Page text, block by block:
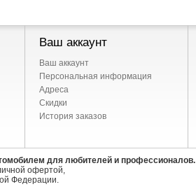
Ваш аккаунт
Ваш аккаунт
Персональная информация
Адреса
Скидки
История заказов
для любителей и профессионалов.
офертой,
Федерации.